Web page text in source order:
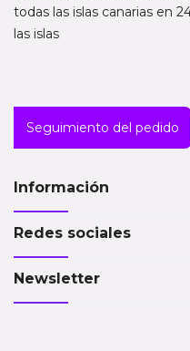
todas las islas canarias en
las islas
Seguimiento del pedido
Información
Redes sociales
Newsletter